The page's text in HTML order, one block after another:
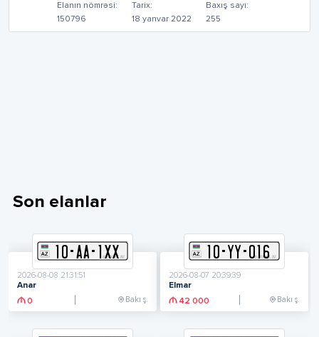
Elanın nömrəsi:
150796
Tarix:
18 yanvar 2022
Baxış sayı:
255
Son elanlar
10-AA-1XX
2026-08-08 21:31:51
Anar
0
Bakı ş.
10-YY-016
2026-08-07 20:39:39
Elmar
42 000
Bakı ş.